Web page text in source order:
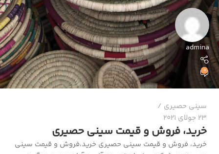
admina
0
سینی حصیری
23 جولای 2021
خرید، فروش و قیمت سینی حصیری
خرید، فروش و قیمت سینی حصیری خرید،فروش و قیمت سینی